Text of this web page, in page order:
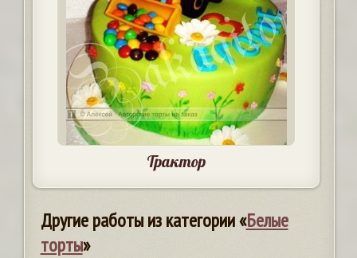
Трактор
Другие работы из категории «Белые
торты»